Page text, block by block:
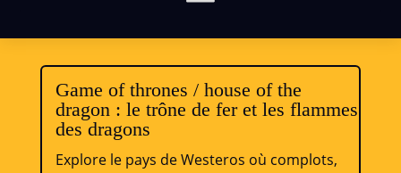
Game of thrones / house of the
dragon : le trône de fer et les flammes
des dragons
Explore le pays de Westeros où complots,